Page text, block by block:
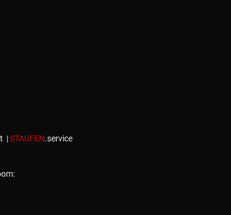
|STAUFEN.service